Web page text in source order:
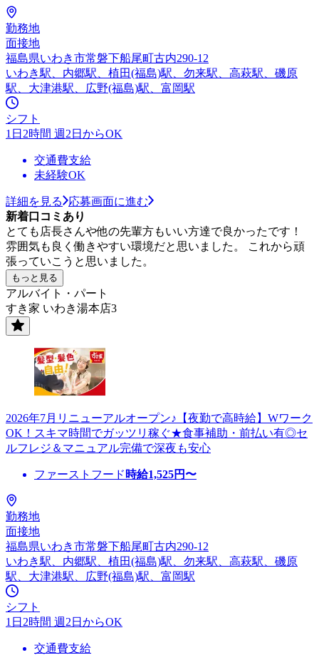
勤務地
面接地
福島県いわき市常磐下船尾町古内290-12
いわき駅、内郷駅、植田(福島)駅、勿来駅、高萩駅、磯原
駅、大津港駅、広野(福島)駅、富岡駅
シフト
1日2時間 週2日からOK
交通費支給
未経験OK
詳細を見る
応募画面に進む
新着口コミあり
とても店長さんや他の先輩方もいい方達で良かったです！
雰囲気も良く働きやすい環境だと思いました。 これから頑
張っていこうと思いました。
もっと見る
アルバイト・パート
すき家 いわき湯本店3
2026年7月リニューアルオープン♪【夜勤で高時給】Wワーク
OK！スキマ時間でガッツリ稼ぐ★食事補助・前払い有◎セ
ルフレジ＆マニュアル完備で深夜も安心
ファーストフード 時給1,525円〜
勤務地
面接地
福島県いわき市常磐下船尾町古内290-12
いわき駅、内郷駅、植田(福島)駅、勿来駅、高萩駅、磯原
駅、大津港駅、広野(福島)駅、富岡駅
シフト
1日2時間 週2日からOK
交通費支給